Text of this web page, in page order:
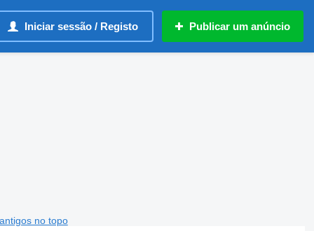
Iniciar sessão / Registo Publicar um anúncio
no topo